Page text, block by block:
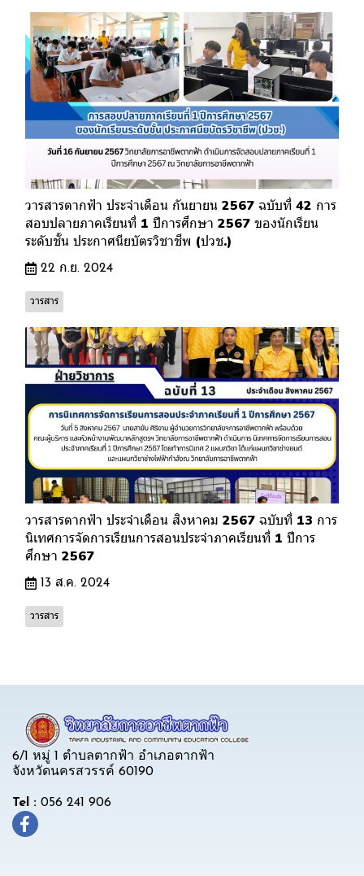
วารสารตากฟ้า ประจำเดือน กันยายน 2567 ฉบับที่ 42 การ
สอบปลายภาคเรียนที่ 1 ปีการศึกษา 2567 ของนักเรียน
ระดับชั้น ประกาศนียบัตรวิชาชีพ (ปวช.)
22 ก.ย. 2024
วารสาร
วารสารตากฟ้า ประจำเดือน สิงหาคม 2567 ฉบับที่ 13 การ
นิเทศการจัดการเรียนการสอนประจำภาคเรียนที่ 1 ปีการ
ศึกษา 2567
13 ส.ค. 2024
วารสาร
6/1 หมู่ 1 ตำบลตากฟ้า อำเภอตากฟ้า
จังหวัดนครสวรรค์ 60190
Tel : 056 241 906